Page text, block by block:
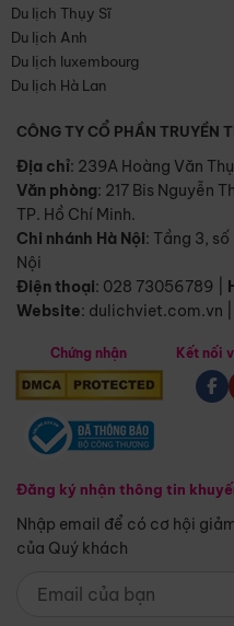
Du lịch Thụy Sĩ
Du lịch Anh
Du lịch luxembourg
Du lịch Hà Lan
CÔNG TY CỔ PHẦN TRUYỀN
Địa chỉ: 239A Hoàng Văn
Văn phòng: 217 Bis Nguyễn
TP. Hồ Chí Minh.
Chi nhánh Hà Nội: Tầng 3,
Nội
Điện thoại: 028 73056789
Website: dulichviet.com.vn
Chứng nhận
Đăng ký nhận thông tin
Nhập email để có cơ hội
của Quý khách
Kết nối